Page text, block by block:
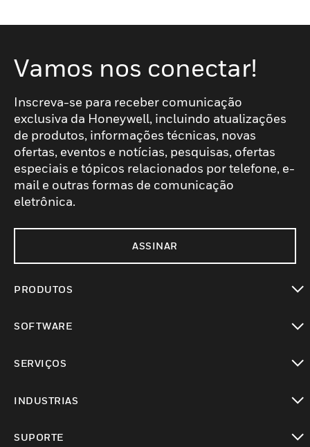
Vamos nos conectar!
Inscreva-se para receber comunicação
exclusiva da Honeywell, incluindo atualizações
de produtos, informações técnicas, novas
ofertas, eventos e notícias, pesquisas, ofertas
especiais e tópicos relacionados por telefone, e-
mail e outras formas de comunicação
eletrônica.
ASSINAR
PRODUTOS
SOFTWARE
SERVIÇOS
INDUSTRIAS
SUPORTE